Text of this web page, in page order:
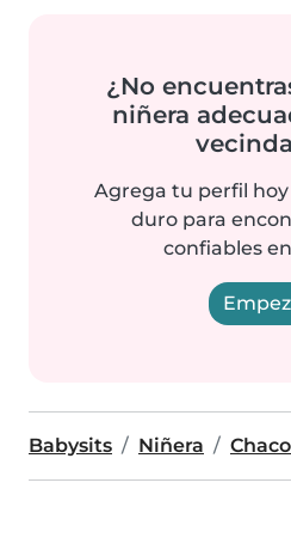
¿No
niñera
Agrega tu perfil
duro para
confiables
Babysits Niñera